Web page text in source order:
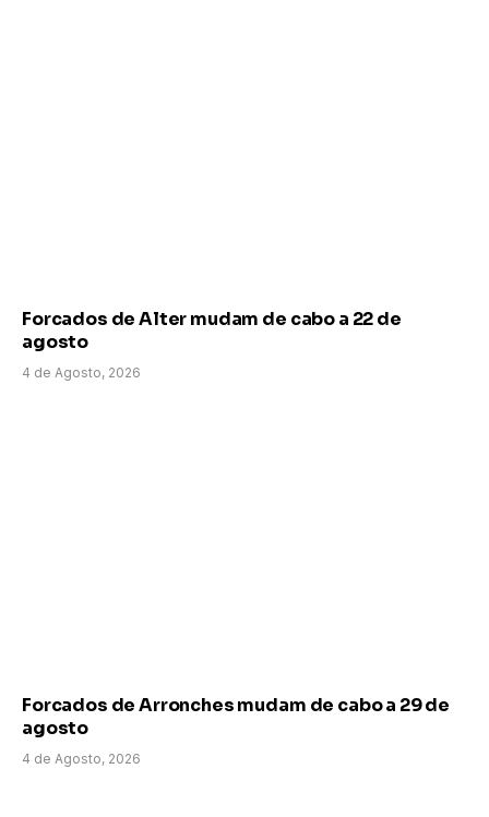
Forcados de Alter mudam de cabo a 22 de
agosto
4 de Agosto, 2026
Forcados de Arronches mudam de cabo a 29 de
agosto
4 de Agosto, 2026